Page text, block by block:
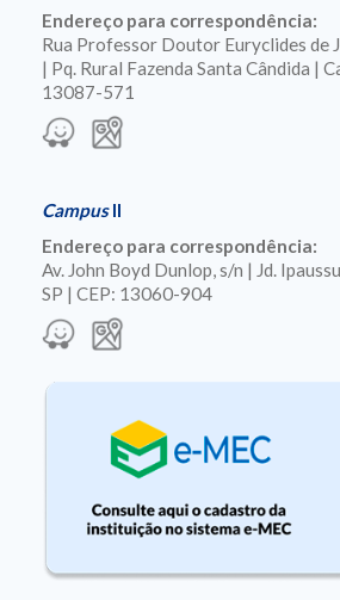
Endereço para correspondência:
Rua Professor Doutor Euryclides de
| Pq. Rural Fazenda Santa Cândida |
13087-571
CampusII
Endereço para correspondência:
Av. John Boyd Dunlop, s/n | Jd.
SP | CEP: 13060-904